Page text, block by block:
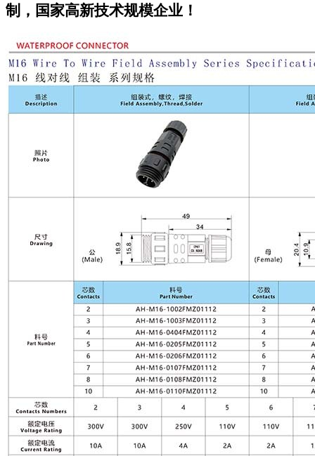
制，国家高新技术规模企业！